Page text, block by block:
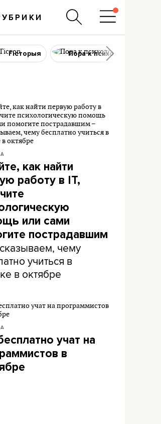
Гісторыя Пора к психологу
как найти
работу в IT,
или сами
пострадавшим
чему
учиться в
в октябре
учат на
в